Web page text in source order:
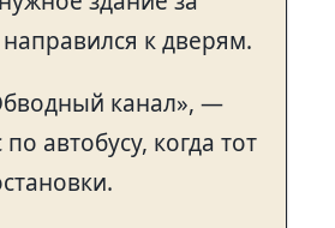
к дверям.
канал», —
автобусу, когда тот